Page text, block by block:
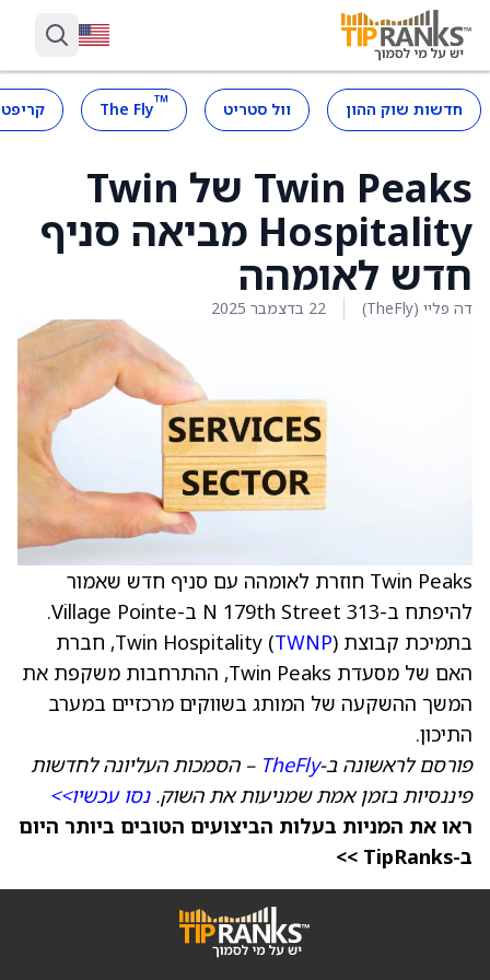
חדשות שוק ההון וול סטריט ™
The Fly
Twin Peaks של Twin
Hospitality מביאה סניף
חדש לאומהה
דה פליי (TheFly) 22 בדצמבר 2025
Twin Peaks חוזרת לאומהה עם סניף חדש שאמור
להיפתח ב-313 N 179th Street ב-Village Pointe.
בתמיכת קבוצת Twin Hospitality ( TWNP
), חברת
האם של מסעדת Twin Peaks, ההתרחבות משקפת את
המשך ההשקעה של המותג בשווקים מרכזיים במערב
התיכון.
פורסם לראשונה ב-TheFly – הסמכות העליונה לחדשות
פיננסיות בזמן אמת שמניעות את השוק.נסו עכשיו>>
ראו את המניות בעלות הביצועים הטובים ביותר היום
ב-TipRanks >>